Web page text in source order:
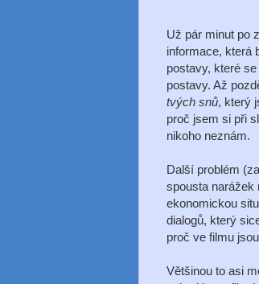
Už pár minut po
informace, která
postavy, které
postavy. Až
tvých snů, který
proč jsem si při
nikoho neznám.
Další problém
spousta narážek
ekonomickou
dialogů, který
proč ve filmu
Většinou to asi